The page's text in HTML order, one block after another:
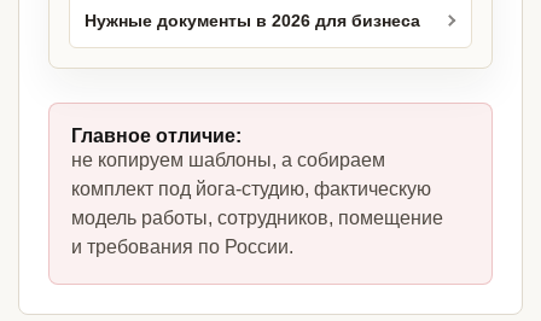
Нужные документы в 2026 для бизнеса
Главное отличие:
не копируем шаблоны, а собираем
комплект под йога-студию, фактическую
модель работы, сотрудников, помещение
и требования по России.